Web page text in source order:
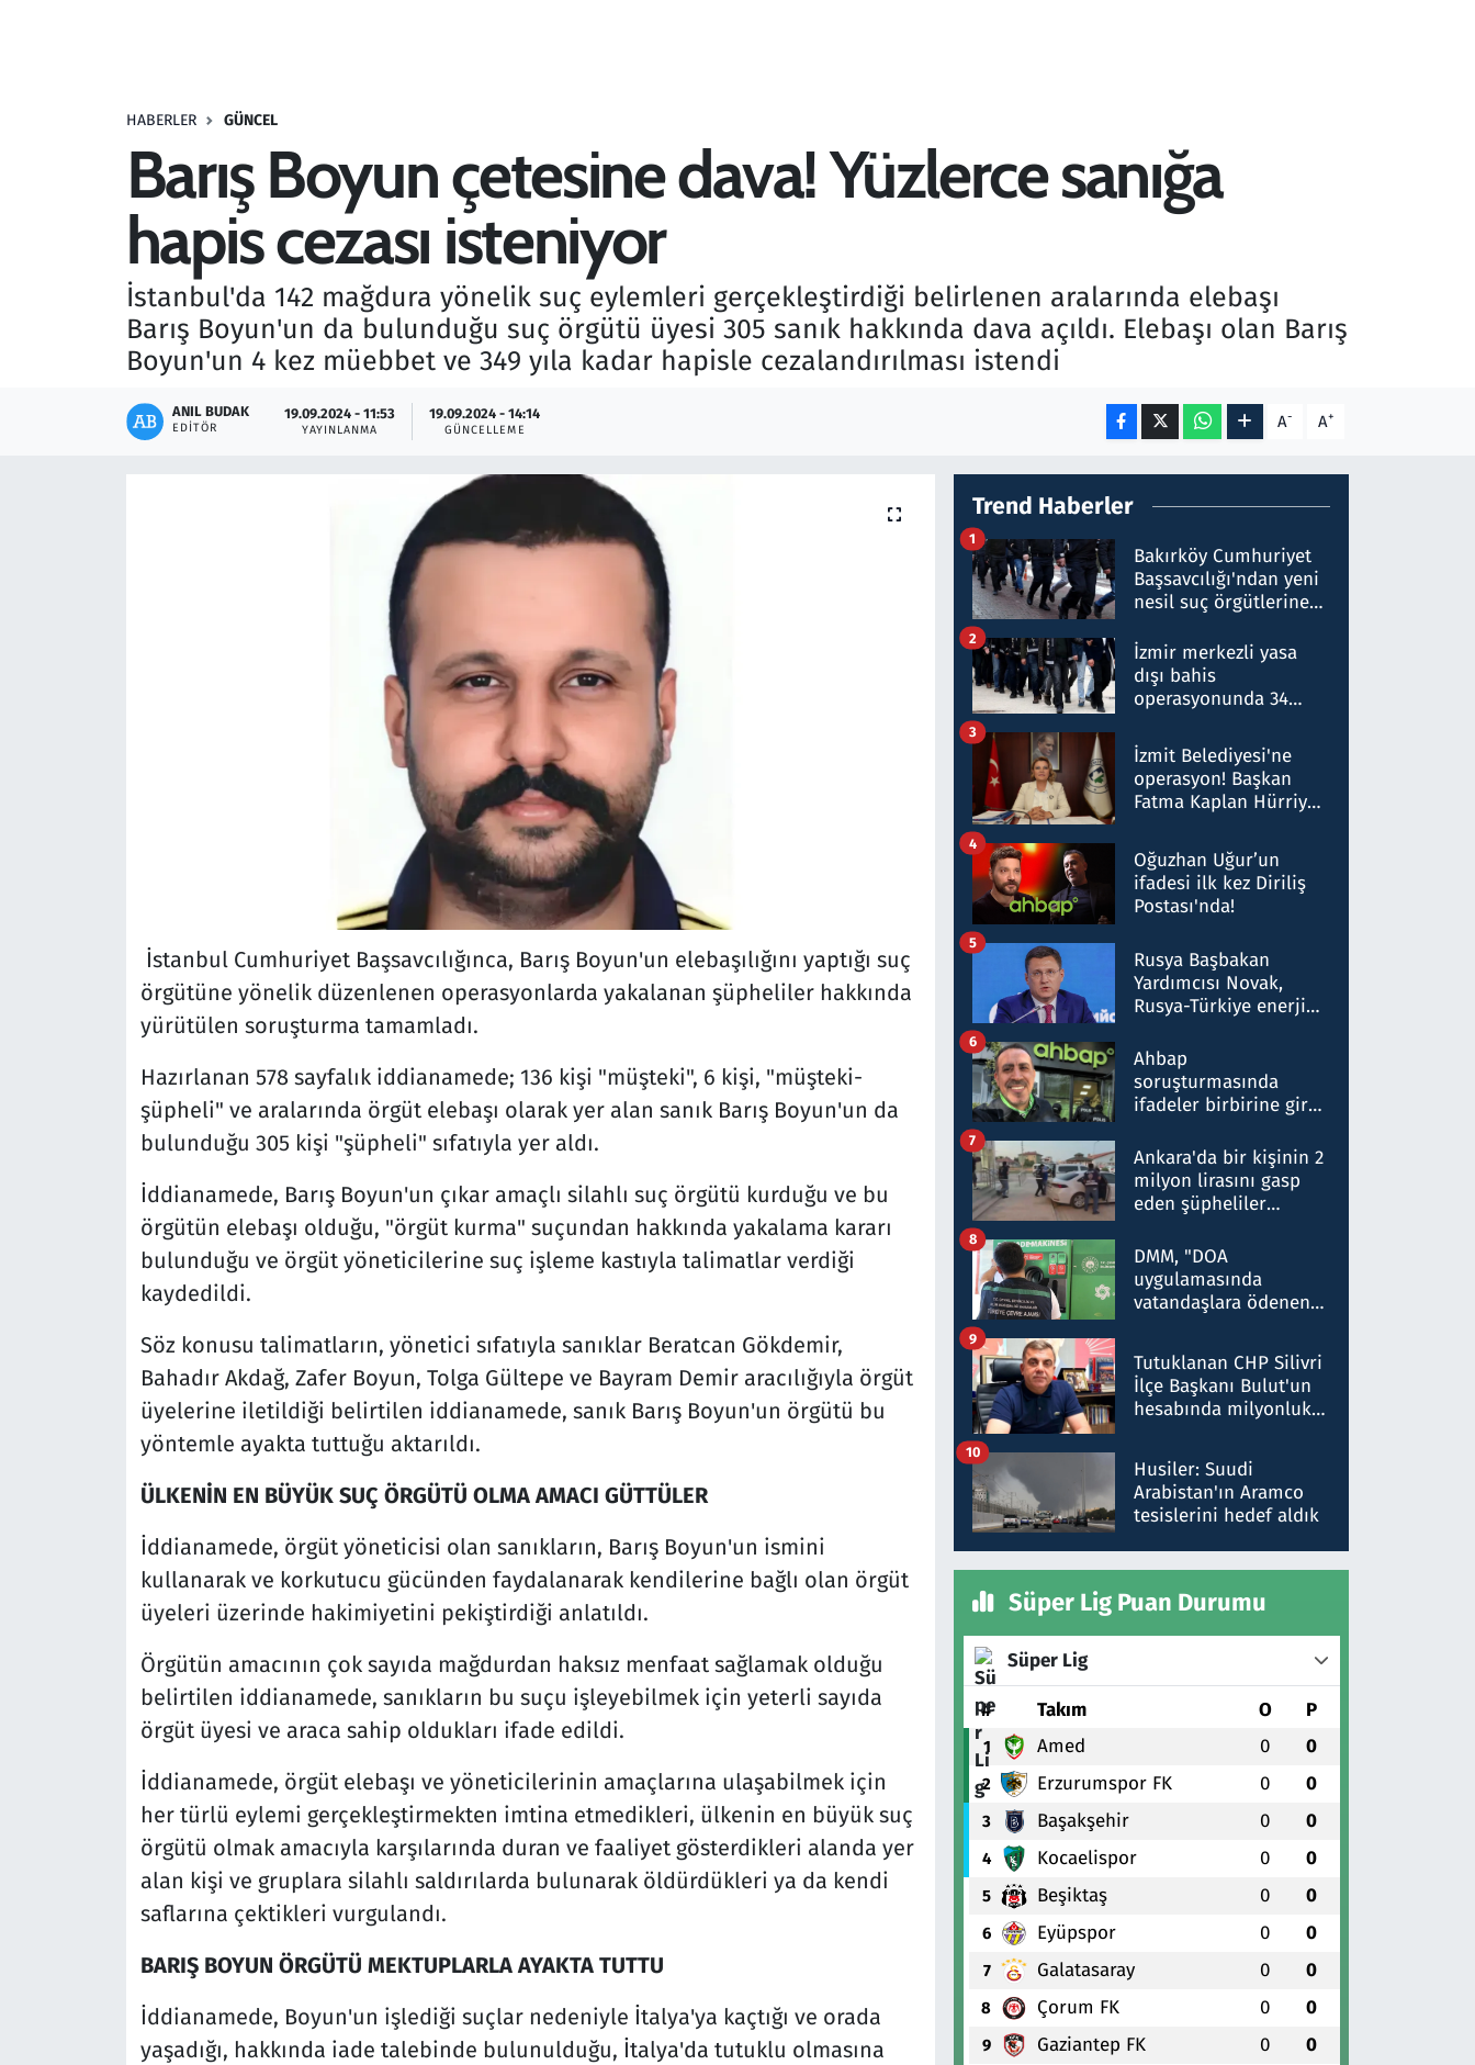
HABERLER GÜNCEL
Barış Boyun çetesine dava! Yüzlerce sanığa
hapis cezası isteniyor
İstanbul'da 142 mağdura yönelik suç eylemleri gerçekleştirdiği belirlenen aralarında elebaşı
Barış Boyun'un da bulunduğu suç örgütü üyesi 305 sanık hakkında dava açıldı. Elebaşı olan Barış
Boyun'un 4 kez müebbet ve 349 yıla kadar hapisle cezalandırılması istendi
ANIL BUDAK
EDITÖR
19.09.2024 - 11:53
YAYINLANMA
19.09.2024 - 14:14
GÜNCELLEME A- A+
İstanbul Cumhuriyet Başsavcılığınca, Barış Boyun'un elebaşılığını yaptığı suç
örgütüne yönelik düzenlenen operasyonlarda yakalanan şüpheliler hakkında
yürütülen soruşturma tamamladı.
Hazırlanan 578 sayfalık iddianamede; 136 kişi "müşteki", 6 kişi, "müşteki-
şüpheli" ve aralarında örgüt elebaşı olarak yer alan sanık Barış Boyun'un da
bulunduğu 305 kişi "şüpheli" sıfatıyla yer aldı.
İddianamede, Barış Boyun'un çıkar amaçlı silahlı suç örgütü kurduğu ve bu
örgütün elebaşı olduğu, "örgüt kurma" suçundan hakkında yakalama kararı
bulunduğu ve örgüt yöneticilerine suç işleme kastıyla talimatlar verdiği
kaydedildi.
Söz konusu talimatların, yönetici sıfatıyla sanıklar Beratcan Gökdemir,
Bahadır Akdağ, Zafer Boyun, Tolga Gültepe ve Bayram Demir aracılığıyla örgüt
üyelerine iletildiği belirtilen iddianamede, sanık Barış Boyun'un örgütü bu
yöntemle ayakta tuttuğu aktarıldı.
ÜLKENİN EN BÜYÜK SUÇ ÖRGÜTÜ OLMA AMACI GÜTTÜLER
İddianamede, örgüt yöneticisi olan sanıkların, Barış Boyun'un ismini
kullanarak ve korkutucu gücünden faydalanarak kendilerine bağlı olan örgüt
üyeleri üzerinde hakimiyetini pekiştirdiği anlatıldı.
Örgütün amacının çok sayıda mağdurdan haksız menfaat sağlamak olduğu
belirtilen iddianamede, sanıkların bu suçu işleyebilmek için yeterli sayıda
örgüt üyesi ve araca sahip oldukları ifade edildi.
İddianamede, örgüt elebaşı ve yöneticilerinin amaçlarına ulaşabilmek için
her türlü eylemi gerçekleştirmekten imtina etmedikleri, ülkenin en büyük suç
örgütü olmak amacıyla karşılarında duran ve faaliyet gösterdikleri alanda yer
alan kişi ve gruplara silahlı saldırılarda bulunarak öldürdükleri ya da kendi
saflarına çektikleri vurgulandı.
BARIŞ BOYUN ÖRGÜTÜ MEKTUPLARLA AYAKTA TUTTU
İddianamede, Boyun'un işlediği suçlar nedeniyle İtalya'ya kaçtığı ve orada
yaşadığı, hakkında iade talebinde bulunulduğu, İtalya'da tutuklu olmasına
Trend Haberler
Bakırköy Cumhuriyet
Başsavcılığı'ndan yeni
nesil suç örgütlerine
hakkında gözaltı kararı
1
İzmir merkezli yasa
dışı bahis
operasyonunda 34
Milyar liralık para
trafiği tespit edildi
2
İzmit Belediyesi'ne
operasyon! Başkan
Fatma Kaplan Hürriyet
3
Oğuzhan Uğur’un
ifadesi ilk kez Diriliş
Postası'nda!
4
Rusya Başbakan
Yardımcısı Novak,
Rusya-Türkiye enerji
nitelikte olduğunu
belirtti
5
Ahbap
soruşturmasında
ifadeler birbirine girdi:
ifadelerinden ortaya
çıkan tablo şok etti
6
Ankara'da bir kişinin 2
milyon lirasını gasp
eden şüpheliler
7
DMM, "DOA
uygulamasında
vatandaşlara ödenen
düşürüldüğü" iddiasını
yalanladı
8
Tutuklanan CHP Silivri
İlçe Başkanı Bulut'un
hesabında milyonluk
talimat verdi, ben
gönderdim
9
Husiler: Suudi
Arabistan'ın Aramco
tesislerini hedef aldık
10
Süper Lig Puan Durumu
Süper Lig
# Takım O P
1 Amed 0 0
2 Erzurumspor FK 0 0
3 Başakşehir 0 0
4 Kocaelispor 0 0
5 Beşiktaş 0 0
6 Eyüpspor 0 0
7 Galatasaray 0 0
8 Çorum FK 0 0
9 Gaziantep FK 0 0
Savunma Sanayi
Televizyon